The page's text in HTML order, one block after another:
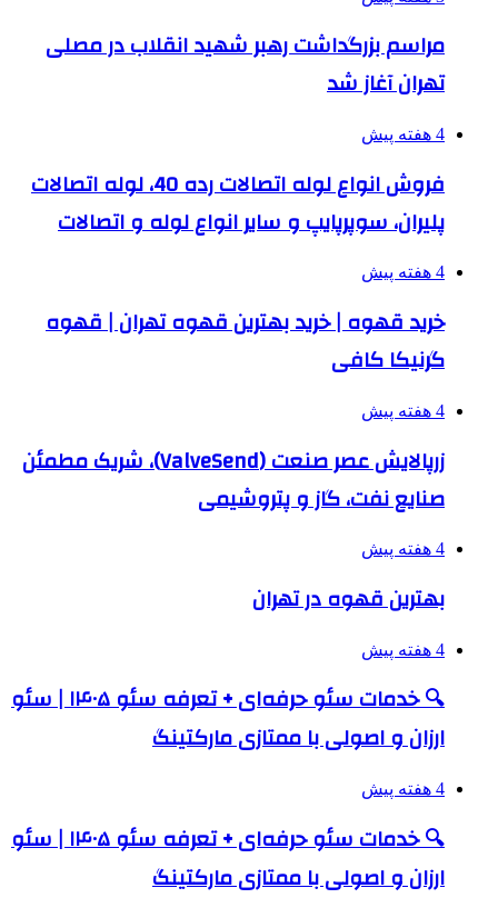
مراسم بزرگداشت رهبر شهید انقلاب در مصلی
تهران آغاز شد
4 هفته پیش
فروش انواع لوله اتصالات رده 40، لوله اتصالات
پلیران، سوپرپایپ و سایر انواع لوله و اتصالات
4 هفته پیش
خرید قهوه | خرید بهترین قهوه تهران | قهوه
گرنیکا کافی
4 هفته پیش
زرپالایش عصر صنعت (ValveSend)، شریک مطمئن
صنایع نفت، گاز و پتروشیمی
4 هفته پیش
بهترین قهوه در تهران
4 هفته پیش
🔍 خدمات سئو حرفه‌ای + تعرفه سئو ۱۴۰۵ | سئو
ارزان و اصولی با ممتازی مارکتینگ
4 هفته پیش
🔍 خدمات سئو حرفه‌ای + تعرفه سئو ۱۴۰۵ | سئو
ارزان و اصولی با ممتازی مارکتینگ